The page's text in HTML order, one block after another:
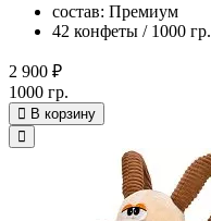
состав: Премиум
42 конфеты / 1000 гр.
2 900 ₽
1000 гр.
В корзину